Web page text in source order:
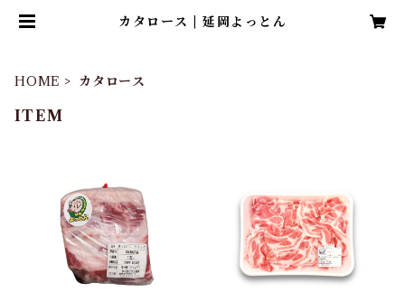
カタロース | 延岡よっとん
HOME カタロース
ITEM